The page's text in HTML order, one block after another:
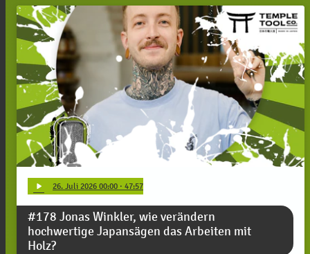
play_arrow 26. Juli 2026 00:00 · 47:57
#178 Jonas Winkler, wie verändern
hochwertige Japansägen das Arbeiten mit
Holz?